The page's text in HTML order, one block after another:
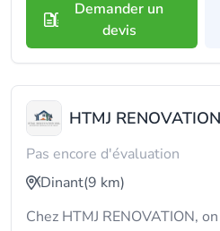
Demander un
devis
HTMJ
Pas encore d'évaluation
Dinant(9 km)
Chez HTMJ RENOVATION,